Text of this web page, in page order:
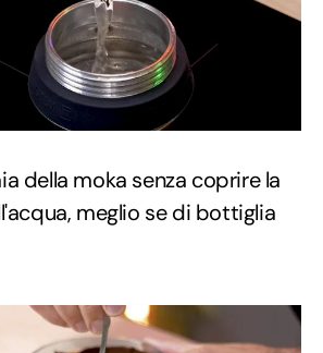
della moka senza coprire la
meglio se di bottiglia